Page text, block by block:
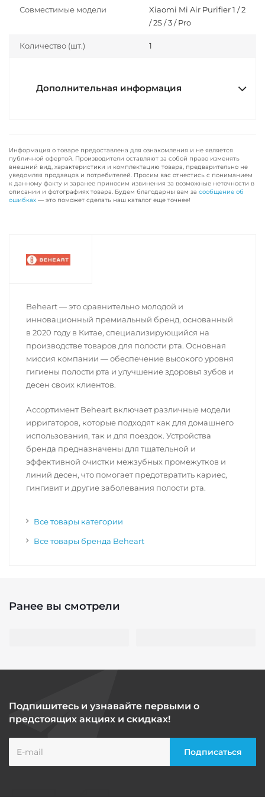
Совместимые модели
Xiaomi Mi Air Purifier 1 / 2
/ 2S / 3 / Pro
Количество (шт.) 1
Дополнительная информация
Информация о товаре предоставлена для ознакомления и не является
публичной офертой. Производители оставляют за собой право изменять
внешний вид, характеристики и комплектацию товара, предварительно не
уведомляя продавцов и потребителей. Просим вас отнестись с пониманием
к данному факту и заранее приносим извинения за возможные неточности в
описании и фотографиях товара. Будем благодарны вам за сообщение об
ошибках — это поможет сделать наш каталог еще точнее!
Beheart — это сравнительно молодой и
инновационный премиальный бренд, основанный
в 2020 году в Китае, специализирующийся на
производстве товаров для полости рта. Основная
миссия компании — обеспечение высокого уровня
гигиены полости рта и улучшение здоровья зубов и
десен своих клиентов.
Ассортимент Beheart включает различные модели
ирригаторов, которые подходят как для домашнего
использования, так и для поездок. Устройства
бренда предназначены для тщательной и
эффективной очистки межзубных промежутков и
линий десен, что помогает предотвратить кариес,
гингивит и другие заболевания полости рта.
Все товары категории
Все товары бренда Beheart
Ранее вы смотрели
Подпишитесь и узнавайте первыми о
предстоящих акциях и скидках!